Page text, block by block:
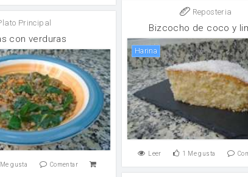
Reposteria
Bizcocho de coco y
harina
Leer 1 Me gusta
Principal
con verduras
Me gusta Comentar